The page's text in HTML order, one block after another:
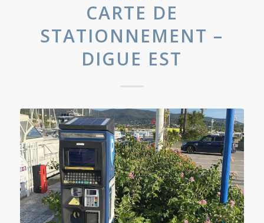
CARTE DE
STATIONNEMENT –
DIGUE EST